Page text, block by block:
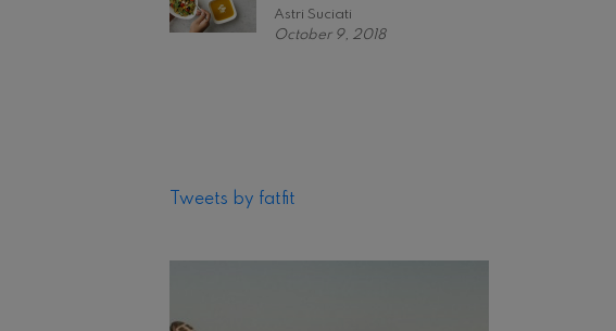
Astri Suciati
October 9, 2018
Tweets by fatfit